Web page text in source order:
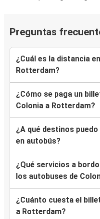
Preguntas
¿Cuál es la distancia
Rotterdam?
¿Cómo se paga un
Colonia a Rotterdam?
¿A qué destinos
en autobús?
¿Qué servicios a
los autobuses de
¿Cuánto cuesta el
a Rotterdam?